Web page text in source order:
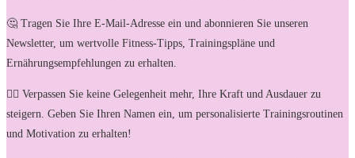
🤔 Tragen Sie Ihre E-Mail-Adresse ein und abonnieren Sie unseren
Newsletter, um wertvolle Fitness-Tipps, Trainingspläne und
Ernährungsempfehlungen zu erhalten.
🏋️‍♀️ Verpassen Sie keine Gelegenheit mehr, Ihre Kraft und Ausdauer zu
steigern. Geben Sie Ihren Namen ein, um personalisierte Trainingsroutinen
und Motivation zu erhalten!